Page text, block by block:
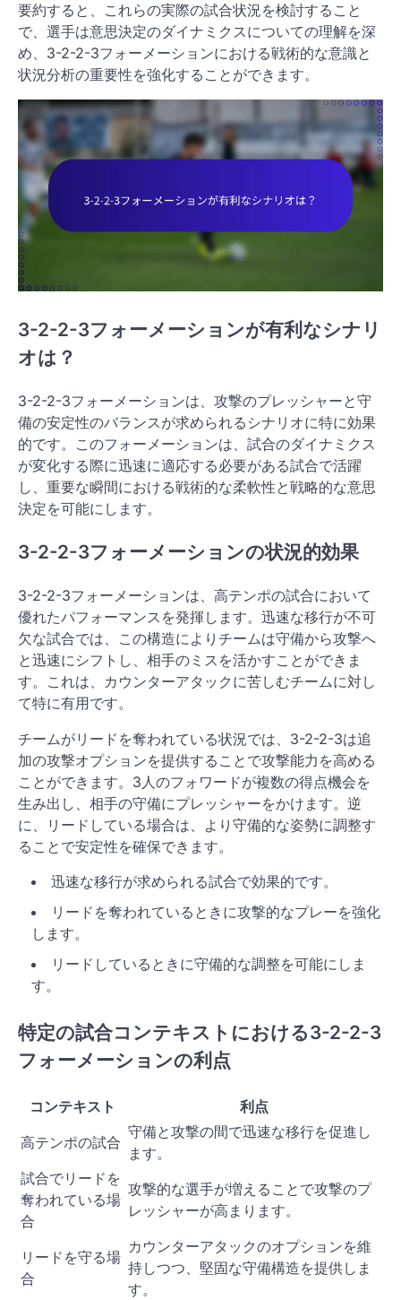
要約すると、これらの実際の試合状況を検討すること
で、選手は意思決定のダイナミクスについての理解を深
め、3-2-2-3フォーメーションにおける戦術的な意識と
状況分析の重要性を強化することができます。
3-2-2-3フォーメーションが有利なシナリ
オは？
3-2-2-3フォーメーションは、攻撃のプレッシャーと守
備の安定性のバランスが求められるシナリオに特に効果
的です。このフォーメーションは、試合のダイナミクス
が変化する際に迅速に適応する必要がある試合で活躍
し、重要な瞬間における戦術的な柔軟性と戦略的な意思
決定を可能にします。
3-2-2-3フォーメーションの状況的効果
3-2-2-3フォーメーションは、高テンポの試合において
優れたパフォーマンスを発揮します。迅速な移行が不可
欠な試合では、この構造によりチームは守備から攻撃へ
と迅速にシフトし、相手のミスを活かすことができま
す。これは、カウンターアタックに苦しむチームに対し
て特に有用です。
チームがリードを奪われている状況では、3-2-2-3は追
加の攻撃オプションを提供することで攻撃能力を高める
ことができます。3人のフォワードが複数の得点機会を
生み出し、相手の守備にプレッシャーをかけます。逆
に、リードしている場合は、より守備的な姿勢に調整す
ることで安定性を確保できます。
迅速な移行が求められる試合で効果的です。
リードを奪われているときに攻撃的なプレーを強化
します。
リードしているときに守備的な調整を可能にしま
す。
特定の試合コンテキストにおける3-2-2-3
フォーメーションの利点
コンテキスト
利点
高テンポの試合
守備と攻撃の間で迅速な移行を促進し
ます。
試合でリードを
奪われている場
合
攻撃的な選手が増えることで攻撃のプ
レッシャーが高まります。
リードを守る場
合
カウンターアタックのオプションを維
持しつつ、堅固な守備構造を提供しま
す。